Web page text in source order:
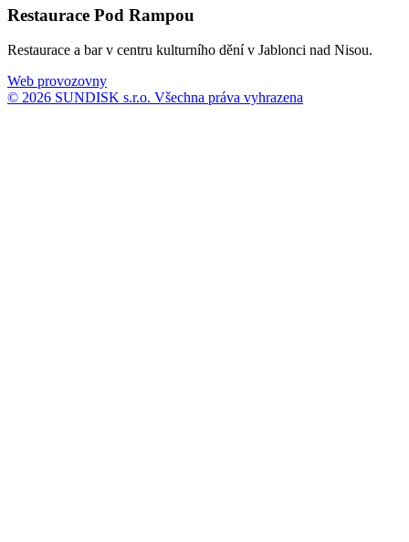
Restaurace Pod Rampou
Restaurace a bar v centru kulturního dění v Jablonci nad Nisou.
Web provozovny
© 2026 SUNDISK s.r.o. Všechna práva vyhrazena